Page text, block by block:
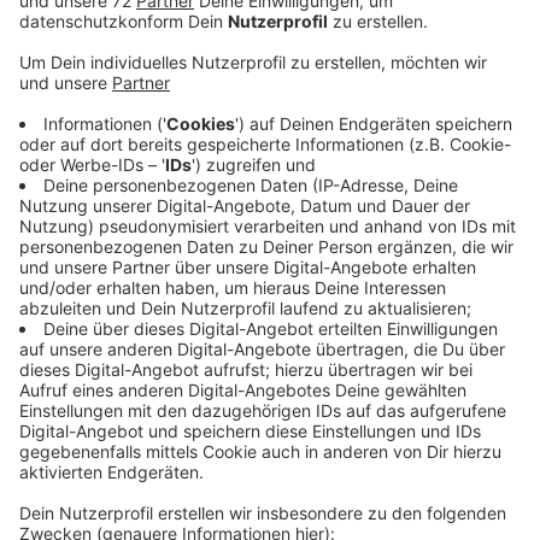
Anzeige
Die Polizei sagt: ein Schüler ist heute morgen aus dem
Schulbus ausgestiegen und dann mit einer Radfahrerin
zusammengestoßen. Diese stürzte und ist verletzt ins
Krankenhaus gekommen. Gesperrt war auf der
Grimpingstraße aber nichts. Und auch zwischen
Buldern und Appelhülsen ist und war nichts gesperrt.
RKK-Hörer Andreas hatte uns einen Unfall auf Höhe
des Alexianer Martinistifts gemeldet. Die Polizei sagt:
ein Transporter, der als Schulbus für Menschen aus
dem Stift im Einsatz ist ist mit einem anderen
Fahrzeug zusammengestoßen. Drei Fahrgäste im
Transportbus sind leicht verletzt. Der Rettungsdienst
kümmert sich noch um sie - deswegen ist noch etwas
mehr los - die Straße ist aber frei.